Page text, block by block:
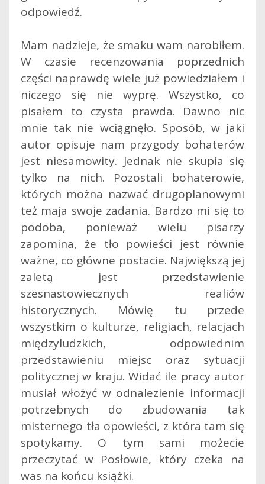
odpowiedź.
Mam nadzieje, że smaku wam narobiłem.
W czasie recenzowania poprzednich
części naprawdę wiele już powiedziałem i
niczego się nie wyprę. Wszystko, co
pisałem to czysta prawda. Dawno nic
mnie tak nie wciągnęło. Sposób, w jaki
autor opisuje nam przygody bohaterów
jest niesamowity. Jednak nie skupia się
tylko na nich. Pozostali bohaterowie,
których można nazwać drugoplanowymi
też maja swoje zadania. Bardzo mi się to
podoba, ponieważ wielu pisarzy
zapomina, że tło powieści jest równie
ważne, co główne postacie. Największą jej
zaletą jest przedstawienie
szesnastowiecznych realiów
historycznych. Mówię tu przede
wszystkim o kulturze, religiach, relacjach
międzyludzkich, odpowiednim
przedstawieniu miejsc oraz sytuacji
politycznej w kraju. Widać ile pracy autor
musiał włożyć w odnalezienie informacji
potrzebnych do zbudowania tak
misternego tła opowieści, z która tam się
spotykamy. O tym sami możecie
przeczytać w Posłowie, który czeka na
was na końcu książki.